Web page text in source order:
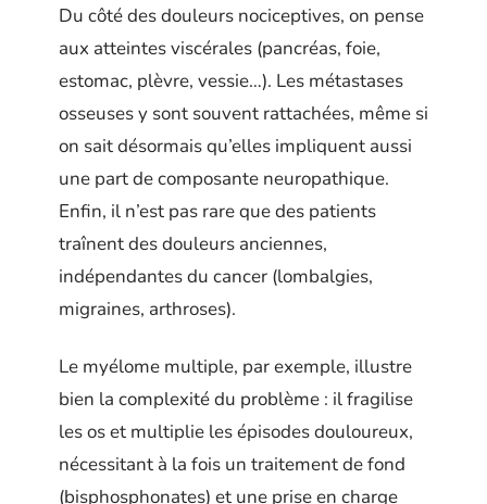
Du côté des douleurs nociceptives, on pense
aux atteintes viscérales (pancréas, foie,
estomac, plèvre, vessie…). Les métastases
osseuses y sont souvent rattachées, même si
on sait désormais qu’elles impliquent aussi
une part de composante neuropathique.
Enfin, il n’est pas rare que des patients
traînent des douleurs anciennes,
indépendantes du cancer (lombalgies,
migraines, arthroses).
Le myélome multiple, par exemple, illustre
bien la complexité du problème : il fragilise
les os et multiplie les épisodes douloureux,
nécessitant à la fois un traitement de fond
(bisphosphonates) et une prise en charge